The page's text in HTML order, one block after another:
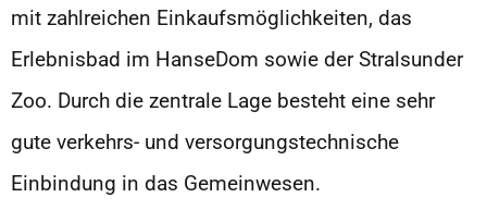
mit zahlreichen Einkaufsmöglichkeiten, das
Erlebnisbad im HanseDom sowie der Stralsunder
Zoo. Durch die zentrale Lage besteht eine sehr
gute verkehrs- und versorgungstechnische
Einbindung in das Gemeinwesen.